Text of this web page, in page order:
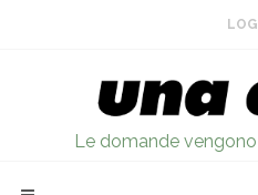
Le domande